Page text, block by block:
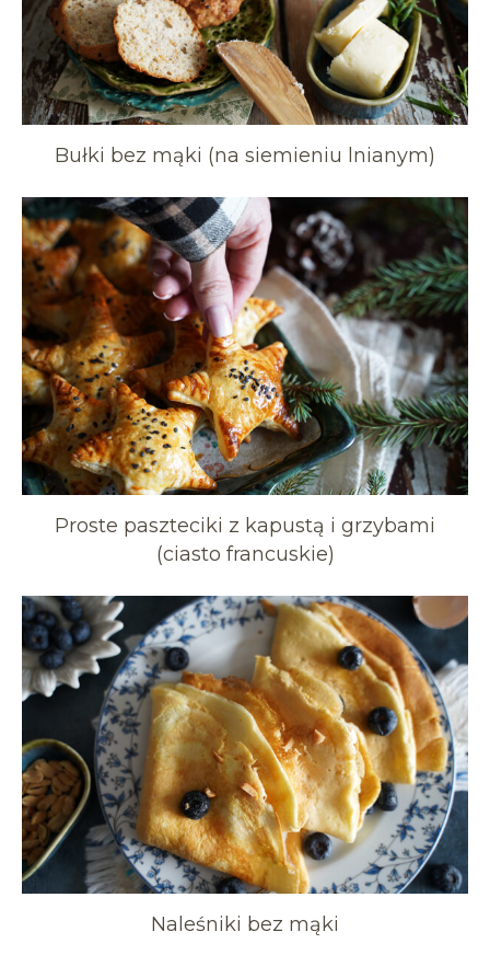
Bułki bez mąki (na siemieniu lnianym)
Proste paszteciki z kapustą i grzybami
(ciasto francuskie)
Naleśniki bez mąki